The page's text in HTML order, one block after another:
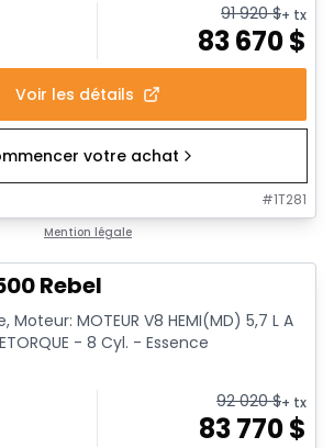
91 920$+ tx
83 670$
Voir les détails
votre achat
#1T281
Mention légale
Rebel
MOTEUR V8 HEMI(MD) 5,7 L A
- 8 Cyl. - Essence
92 020$+ tx
83 770$